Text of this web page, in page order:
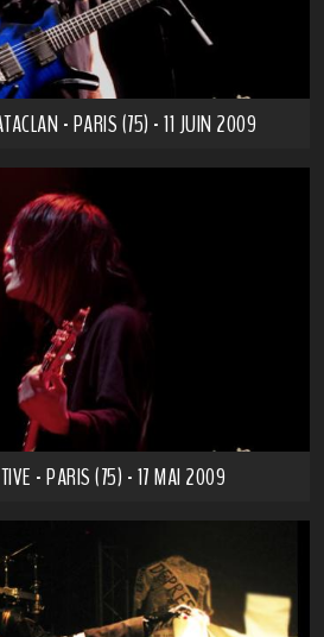
- PARIS (75) - 11 JUIN 2009
- PARIS (75) - 17 MAI 2009